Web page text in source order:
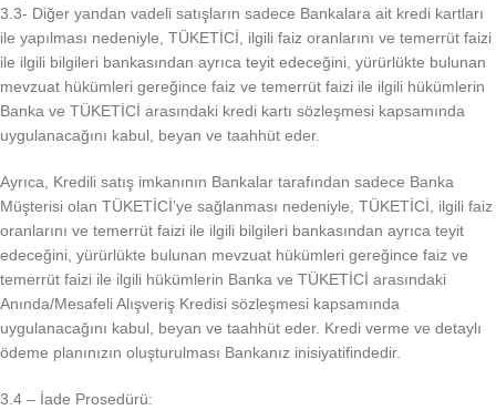
3.3- Diğer yandan vadeli satışların sadece Bankalara ait kredi kartları
ile yapılması nedeniyle, TÜKETİCİ, ilgili faiz oranlarını ve temerrüt faizi
ile ilgili bilgileri bankasından ayrıca teyit edeceğini, yürürlükte bulunan
mevzuat hükümleri gereğince faiz ve temerrüt faizi ile ilgili hükümlerin
Banka ve TÜKETİCİ arasındaki kredi kartı sözleşmesi kapsamında
uygulanacağını kabul, beyan ve taahhüt eder.
Ayrıca, Kredili satış imkanının Bankalar tarafından sadece Banka
Müşterisi olan TÜKETİCİ’ye sağlanması nedeniyle, TÜKETİCİ, ilgili faiz
oranlarını ve temerrüt faizi ile ilgili bilgileri bankasından ayrıca teyit
edeceğini, yürürlükte bulunan mevzuat hükümleri gereğince faiz ve
temerrüt faizi ile ilgili hükümlerin Banka ve TÜKETİCİ arasındaki
Anında/Mesafeli Alışveriş Kredisi sözleşmesi kapsamında
uygulanacağını kabul, beyan ve taahhüt eder. Kredi verme ve detaylı
ödeme planınızın oluşturulması Bankanız inisiyatifindedir.
3.4 – İade Prosedürü: